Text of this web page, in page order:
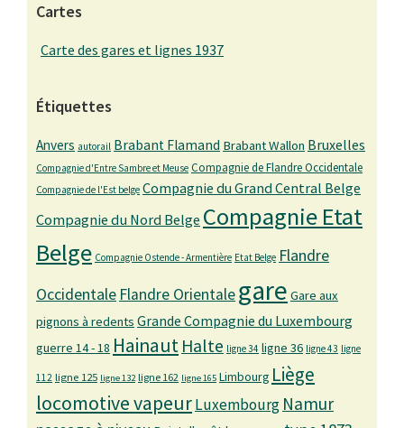
Cartes
Carte des gares et lignes 1937
Étiquettes
Anvers autorail Brabant Flamand Brabant Wallon Bruxelles
Compagnie d'Entre Sambre et Meuse Compagnie de Flandre Occidentale
Compagnie de l'Est belge Compagnie du Grand Central Belge
Compagnie du Nord Belge Compagnie Etat
Belge Compagnie Ostende - Armentière Etat Belge Flandre
Occidentale Flandre Orientalegare Gare aux
pignons à redents Grande Compagnie du Luxembourg
guerre 14 - 18 Hainaut Halte ligne 34 ligne 36 ligne 43 ligne
112 ligne 125 ligne 132 ligne 162 ligne 165 Limbourg Liège
locomotive vapeurLuxembourg Namur